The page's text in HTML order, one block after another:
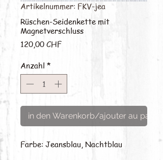
Artikelnummer: FKV-jea
Rüschen-Seidenkette mit
Magnetverschluss
120,00 CHFPreis
Anzahl *
in den Warenkorb/ajouter au panier
Farbe: Jeansblau, Nachtblau